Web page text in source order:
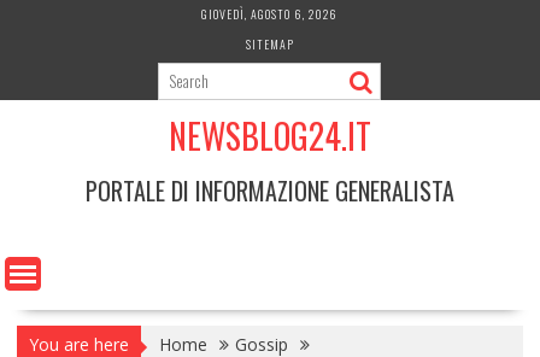
GIOVEDÌ, AGOSTO 6, 2026
SITEMAP
NEWSBLOG24.IT
PORTALE DI INFORMAZIONE GENERALISTA
You are here Home
Gossip